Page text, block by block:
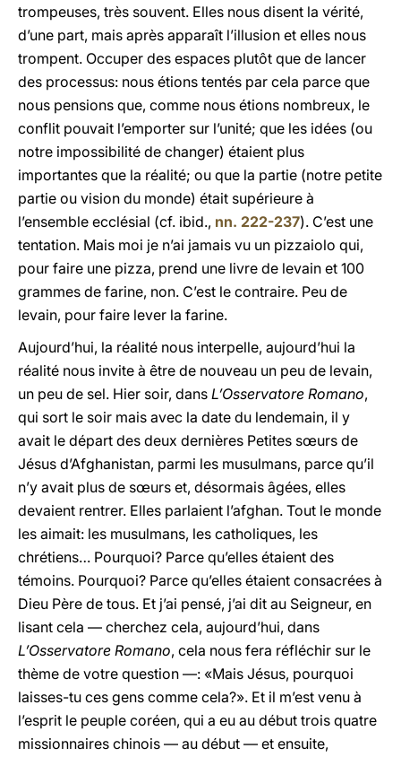
trompeuses, très souvent. Elles nous disent la vérité,
d’une part, mais après apparaît l’illusion et elles nous
trompent. Occuper des espaces plutôt que de lancer
des processus: nous étions tentés par cela parce que
nous pensions que, comme nous étions nombreux, le
conflit pouvait l’emporter sur l’unité; que les idées (ou
notre impossibilité de changer) étaient plus
importantes que la réalité; ou que la partie (notre petite
partie ou vision du monde) était supérieure à
l’ensemble ecclésial (cf. ibid., nn. 222-237). C’est une
tentation. Mais moi je n’ai jamais vu un pizzaiolo qui,
pour faire une pizza, prend une livre de levain et 100
grammes de farine, non. C’est le contraire. Peu de
levain, pour faire lever la farine.
Aujourd’hui, la réalité nous interpelle, aujourd’hui la
réalité nous invite à être de nouveau un peu de levain,
un peu de sel. Hier soir, dans L’Osservatore Romano,
qui sort le soir mais avec la date du lendemain, il y
avait le départ des deux dernières Petites sœurs de
Jésus d’Afghanistan, parmi les musulmans, parce qu’il
n’y avait plus de sœurs et, désormais âgées, elles
devaient rentrer. Elles parlaient l’afghan. Tout le monde
les aimait: les musulmans, les catholiques, les
chrétiens… Pourquoi? Parce qu’elles étaient des
témoins. Pourquoi? Parce qu’elles étaient consacrées à
Dieu Père de tous. Et j’ai pensé, j’ai dit au Seigneur, en
lisant cela — cherchez cela, aujourd’hui, dans
L’Osservatore Romano, cela nous fera réfléchir sur le
thème de votre question —: «Mais Jésus, pourquoi
laisses-tu ces gens comme cela?». Et il m’est venu à
l’esprit le peuple coréen, qui a eu au début trois quatre
missionnaires chinois — au début — et ensuite,